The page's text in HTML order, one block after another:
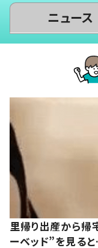
ニュース
里帰り出産から帰
ーベッド”を見る